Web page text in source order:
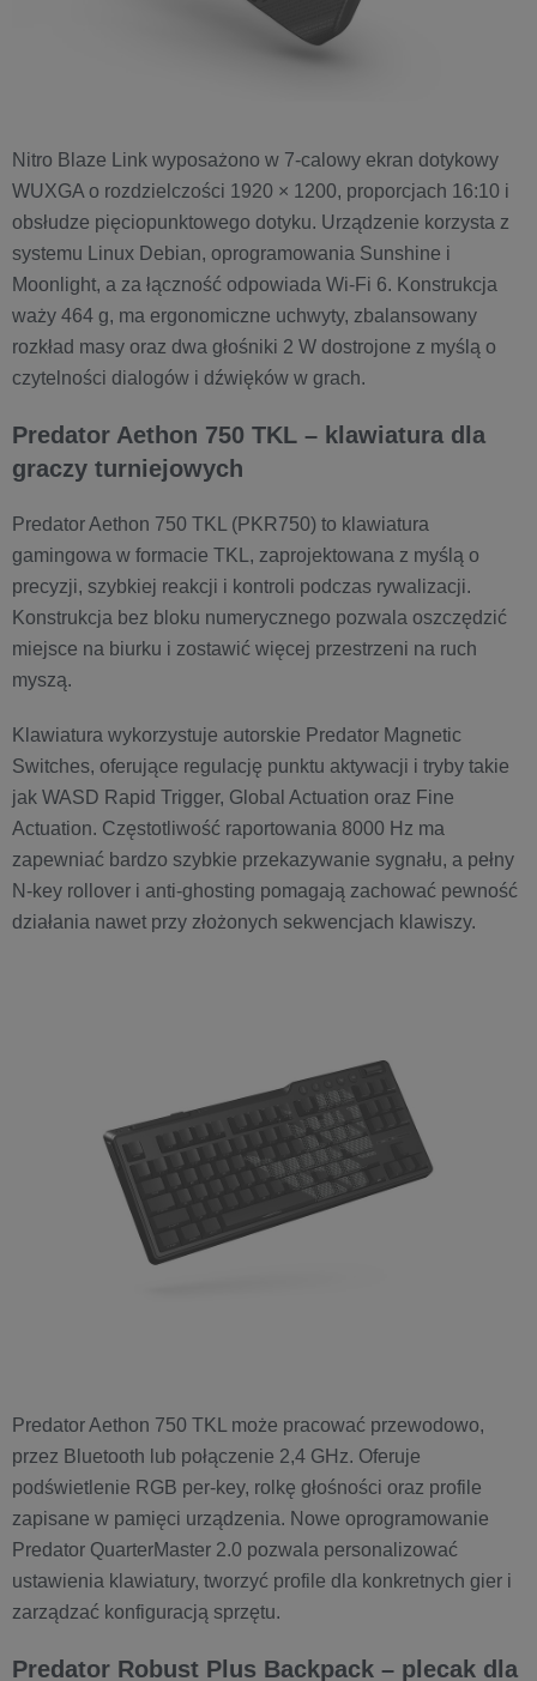
Nitro Blaze Link wyposażono w 7-calowy ekran dotykowy
WUXGA o rozdzielczości 1920 × 1200, proporcjach 16:10 i
obsłudze pięciopunktowego dotyku. Urządzenie korzysta z
systemu Linux Debian, oprogramowania Sunshine i
Moonlight, a za łączność odpowiada Wi-Fi 6. Konstrukcja
waży 464 g, ma ergonomiczne uchwyty, zbalansowany
rozkład masy oraz dwa głośniki 2 W dostrojone z myślą o
czytelności dialogów i dźwięków w grach.
Predator Aethon 750 TKL – klawiatura dla
graczy turniejowych
Predator Aethon 750 TKL (PKR750) to klawiatura
gamingowa w formacie TKL, zaprojektowana z myślą o
precyzji, szybkiej reakcji i kontroli podczas rywalizacji.
Konstrukcja bez bloku numerycznego pozwala oszczędzić
miejsce na biurku i zostawić więcej przestrzeni na ruch
myszą.
Klawiatura wykorzystuje autorskie Predator Magnetic
Switches, oferujące regulację punktu aktywacji i tryby takie
jak WASD Rapid Trigger, Global Actuation oraz Fine
Actuation. Częstotliwość raportowania 8000 Hz ma
zapewniać bardzo szybkie przekazywanie sygnału, a pełny
N-key rollover i anti-ghosting pomagają zachować pewność
działania nawet przy złożonych sekwencjach klawiszy.
Predator Aethon 750 TKL może pracować przewodowo,
przez Bluetooth lub połączenie 2,4 GHz. Oferuje
podświetlenie RGB per-key, rolkę głośności oraz profile
zapisane w pamięci urządzenia. Nowe oprogramowanie
Predator QuarterMaster 2.0 pozwala personalizować
ustawienia klawiatury, tworzyć profile dla konkretnych gier i
zarządzać konfiguracją sprzętu.
Predator Robust Plus Backpack – plecak dla